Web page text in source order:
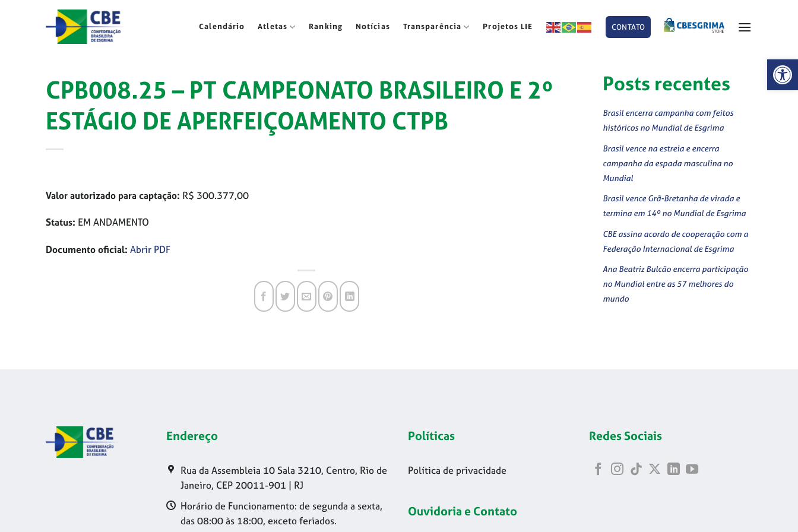
Abrir
Calendário Atletas Ranking Notícias Transparência Projetos LIE CONTATO
CPB008.25 – PT CAMPEONATO BRASILEIRO E 2º
ESTÁGIO DE APERFEIÇOAMENTO CTPB
Valor autorizado para captação: R$ 300.377,00
Status: EM ANDAMENTO
Documento oficial: Abrir PDF
Posts recentes
Brasil encerra campanha com feitos
históricos no Mundial de Esgrima
Brasil vence na estreia e encerra
campanha da espada masculina no
Mundial
Brasil vence Grã-Bretanha de virada e
termina em 14º no Mundial de Esgrima
CBE assina acordo de cooperação com a
Federação Internacional de Esgrima
Ana Beatriz Bulcão encerra participação
no Mundial entre as 57 melhores do
mundo
Endereço
Rua da Assembleia 10 Sala 3210, Centro, Rio de
Janeiro, CEP 20011-901 | RJ
Horário de Funcionamento: de segunda a sexta,
das 08:00 às 18:00, exceto feriados.
Políticas
Política de privacidade
Ouvidoria e Contato
Redes Sociais